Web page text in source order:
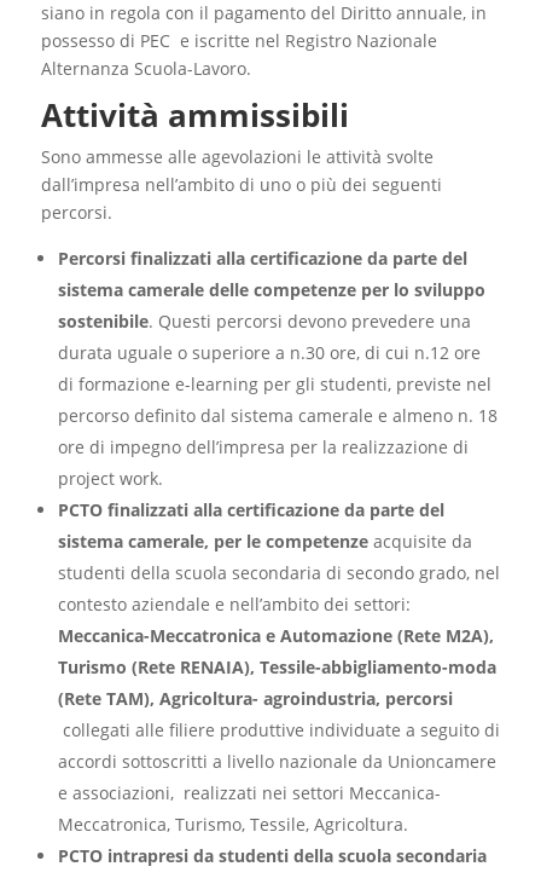
siano in regola con il pagamento del Diritto annuale, in
possesso di PEC e iscritte nel Registro Nazionale
Alternanza Scuola-Lavoro.
Attività ammissibili
Sono ammesse alle agevolazioni le attività svolte
dall’impresa nell’ambito di uno o più dei seguenti
percorsi.
Percorsi finalizzati alla certificazione da parte del
sistema camerale delle competenze per lo sviluppo
sostenibile. Questi percorsi devono prevedere una
durata uguale o superiore a n.30 ore, di cui n.12 ore
di formazione e-learning per gli studenti, previste nel
percorso definito dal sistema camerale e almeno n. 18
ore di impegno dell’impresa per la realizzazione di
project work.
PCTO finalizzati alla certificazione da parte del
sistema camerale, per le competenzeacquisite da
studenti della scuola secondaria di secondo grado, nel
contesto aziendale e nell’ambito dei settori:
Meccanica-Meccatronica e Automazione (Rete M2A),
Turismo (Rete RENAIA), Tessile-abbigliamento-moda
(Rete TAM), Agricoltura- agroindustria, percorsi
collegati alle filiere produttive individuate a seguito di
accordi sottoscritti a livello nazionale da Unioncamere
e associazioni, realizzati nei settori Meccanica-
Meccatronica, Turismo, Tessile, Agricoltura.
PCTO intrapresi da studenti della scuola secondaria